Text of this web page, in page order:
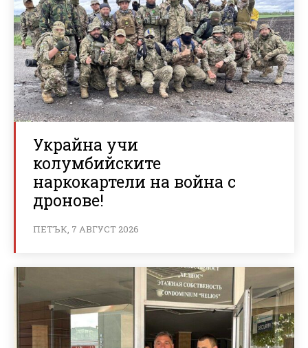
Украйна учи
колумбийските
наркокартели на война с
дронове!
ПЕТЪК, 7 АВГУСТ 2026